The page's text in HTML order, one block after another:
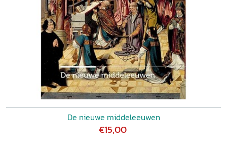
De nieuwe middeleeuwen
€15,00